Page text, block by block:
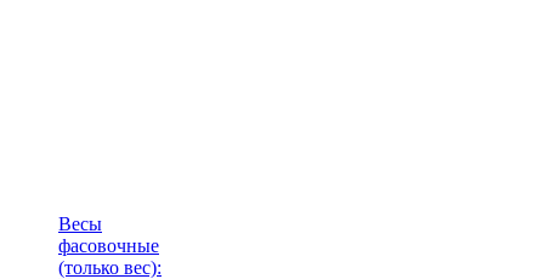
Весы
фасовочные
(только вес):